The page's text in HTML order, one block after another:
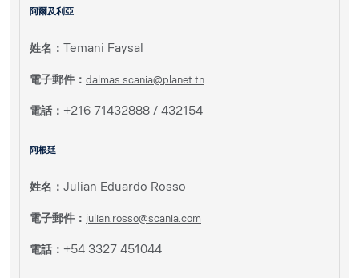
阿爾及利亞
姓名： Temani Faysal
電子郵件： dalmas.scania@planet.tn
電話： +216 71432888 / 432154
阿根廷
姓名： Julian Eduardo Rosso
電子郵件： julian.rosso@scania.com
電話： +54 3327 451044